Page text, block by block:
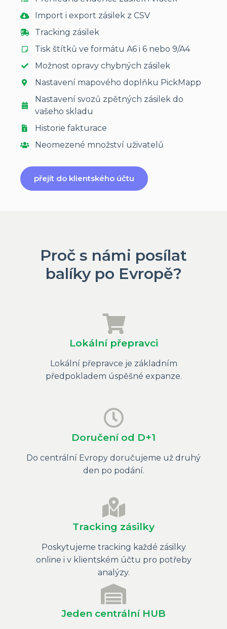
Import i export zásilek z CSV
Tracking zásilek
Tisk štítků ve formátu A6 i 6 nebo 9/A4
Možnost opravy chybných zásilek
Nastavení mapového doplňku PickMapp
Nastavení svozů zpětných zásilek do
vašeho skladu
Historie fakturace
Neomezené množství uživatelů
přejít do klientského účtu
Proč s námi posílat
balíky po Evropě?
Lokální přepravci
Lokální přepravce je základním
předpokladem úspěšné expanze.
Doručení od D+1
Do centrální Evropy doručujeme už druhý
den po podání.
Tracking zásilky
Poskytujeme tracking každé zásilky
online i v klientském účtu pro potřeby
analýzy.
Jeden centrální HUB